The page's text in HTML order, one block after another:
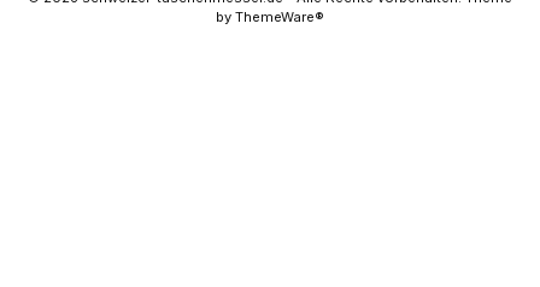
by ThemeWare®